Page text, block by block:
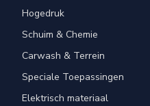
Hogedruk
Schuim & Chemie
Carwash & Terrein
Speciale Toepassingen
Elektrisch materiaal